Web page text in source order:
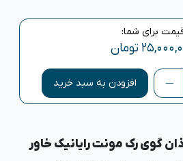
برای شما:
تومان
افزودن به سبد خرید
گوی رک مونت رایانیک خاور